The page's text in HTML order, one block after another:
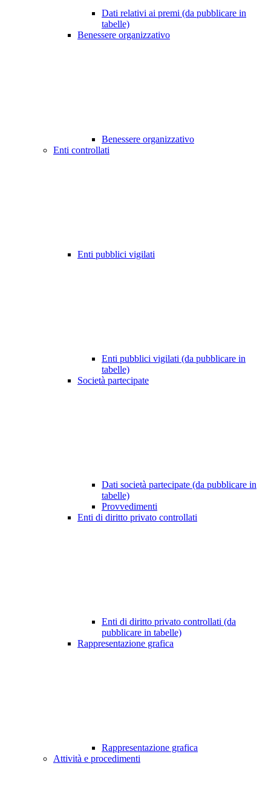
Dati relativi ai premi (da pubblicare in
tabelle)
Benessere organizzativo
Benessere organizzativo
Enti controllati
Enti pubblici vigilati
Enti pubblici vigilati (da pubblicare in
tabelle)
Società partecipate
Dati società partecipate (da pubblicare in
tabelle)
Provvedimenti
Enti di diritto privato controllati
Enti di diritto privato controllati (da
pubblicare in tabelle)
Rappresentazione grafica
Rappresentazione grafica
Attività e procedimenti